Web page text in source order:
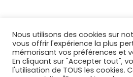
Nous utilisons des cookies sur
vous offrir l'expérience la plus
mémorisant vos préférences et
En cliquant sur "Accepter tout",
l'utilisation de TOUS les cookies.